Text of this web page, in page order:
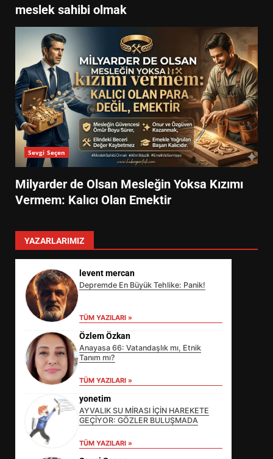
meslek sahibi olmak
Sevgi Seçen
Milyarder de Olsan Mesleğin Yoksa Kızımı
Vermem: Kalıcı Olan Emektir
YAZARLARIMIZ
levent mercan
Depremde En Büyük Tehlike: Panik!
TÜM YAZILARI »
Özlem Özkan
Anayasa 66: Vatandaşlık mı, Etnik
Tanım mı?
TÜM YAZILARI »
yonetim
AYVALIK SU MİRASI İÇİN HAREKETE
GEÇİYOR: GÖZLER BULUŞMADA
TÜM YAZILARI »